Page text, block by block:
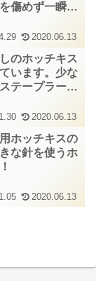
傷めず一瞬で
2020.06.13
のホッチキス
います。少な
テープラーが
2020.06.13
ホッチキスの
な針を使うホ
2020.06.13